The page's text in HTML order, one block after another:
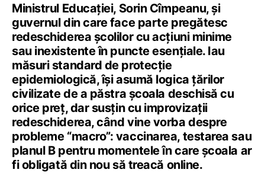
Ministrul Educației, Sorin Cîmpeanu, și
guvernul din care face parte pregătesc
redeschiderea școlilor cu acțiuni minime
sau inexistente în puncte esențiale. Iau
măsuri standard de protecție
epidemiologică, își asumă logica țărilor
civilizate de a păstra școala deschisă cu
orice preț, dar susțin cu improvizații
redeschiderea, când vine vorba despre
probleme “macro”: vaccinarea, testarea sau
planul B pentru momentele în care școala ar
fi obligată din nou să treacă online.